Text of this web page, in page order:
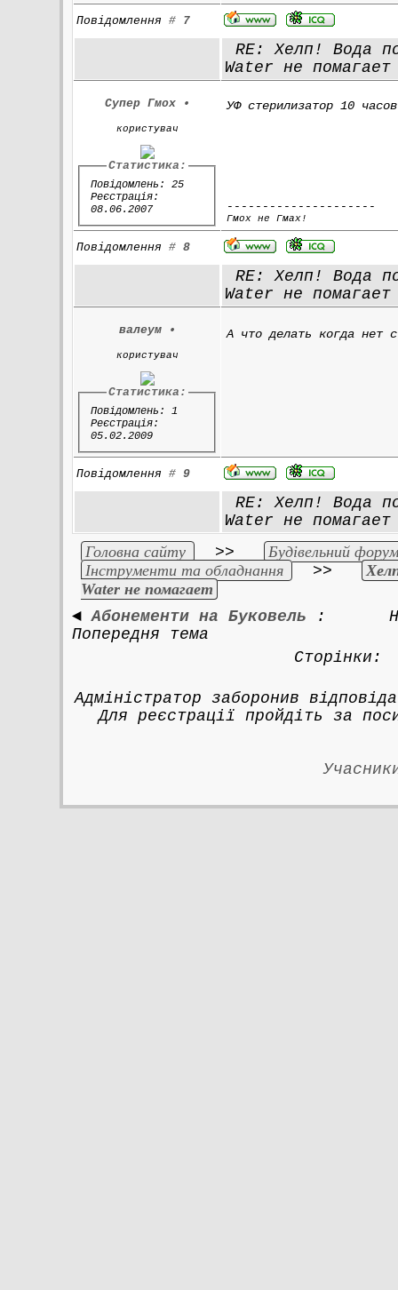
Повідомлення# 7
RE: Хелп! Вода
Water не помагает
Супер Гмох •
користувач
Статистика:
Повідомлень: 25
Реєстрація:
08.06.2007
УФ стерилизатор 10
---------------------
Гмох не Гмах!
Повідомлення#8
RE: Хелп! Вода
Water не помагает
валеум •
користувач
Статистика:
Повідомлень: 1
Реєстрація:
05.02.2009
А что делать когда нет
Повідомлення#9
RE: Хелп! Вода
Water не помагает
Головна сайту
>>
Будівельний
Інструменти та обладнання
>>
Water не помагает
◄Абонементи на Буковель :
Попередня тема
Адміністратор заборонив
Для реєстрації пройдіть за